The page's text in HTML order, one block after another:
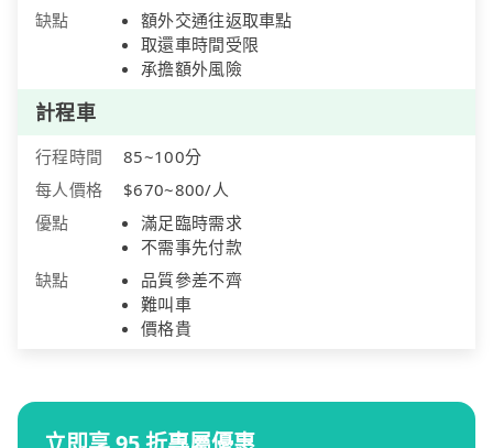
缺點
額外交通往返取車點
取還車時間受限
承擔額外風險
計程車
行程時間
85~100分
每人價格
$670~800/人
優點
滿足臨時需求
不需事先付款
缺點
品質參差不齊
難叫車
價格貴